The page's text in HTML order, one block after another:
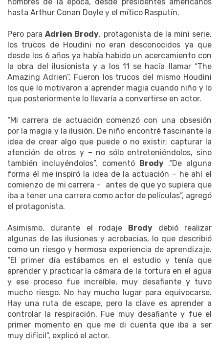
hasta Arthur Conan Doyle y el mítico Rasputín.
Pero paraAdrien Brody, protagonista de la mini serie,
los trucos de Houdini no eran desconocidos ya que
desde los 6 años ya había habido un acercamiento con
la obra del ilusionista y a los 11 se hacía llamar “The
Amazing Adrien”. Fueron los trucos del mismo Houdini
los que lo motivaron a aprender magia cuando niño y lo
que posteriormente lo llevaría a convertirse en actor.
“Mi carrera de actuación comenzó con una obsesión
por la magia y la ilusión. De niño encontré fascinante la
idea de crear algo que puede o no existir; capturar la
atención de otros y – no sólo entreteniéndolos, sino
también incluyéndolos”, comentó Brody .“De alguna
forma él me inspiró la idea de la actuación – he ahí el
comienzo de mi carrera - antes de que yo supiera que
iba a tener una carrera como actor de películas”, agregó
el protagonista.
Asimismo, durante el rodaje Brody debió realizar
algunas de las ilusiones y acrobacias, lo que describió
como un riesgo y hermosa experiencia de aprendizaje.
“El primer día estábamos en el estudio y tenía que
aprender y practicar la cámara de la tortura en el agua
y ese proceso fue increíble, muy desafiante y tuvo
mucho riesgo. No hay mucho lugar para equivocarse.
Hay una ruta de escape, pero la clave es aprender a
controlar la respiración. Fue muy desafiante y fue el
primer momento en que me di cuenta que iba a ser
muy difícil”, explicó el actor.